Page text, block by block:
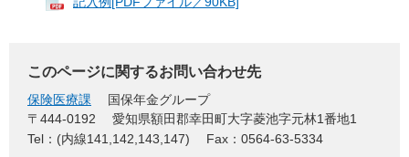
このページに関するお問い合わせ先
保険医療課
国保年金グループ
〒444-0192
愛知県額田郡幸田町大字菱池字元林1番地1
Tel：(内線141,142,143,147)
Fax：0564-63-5334